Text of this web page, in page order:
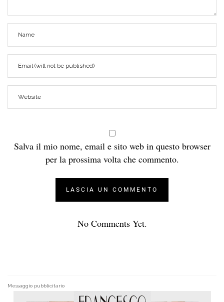
Salva il mio nome, email e sito web in questo browser
per la prossima volta che commento.
No Comments Yet.
Messaggio pubblicitario